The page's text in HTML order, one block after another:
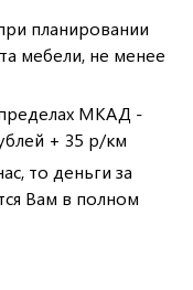
планировании
мебели, не менее
МКАД -
+ 35 р/км
то деньги за
Вам в полном